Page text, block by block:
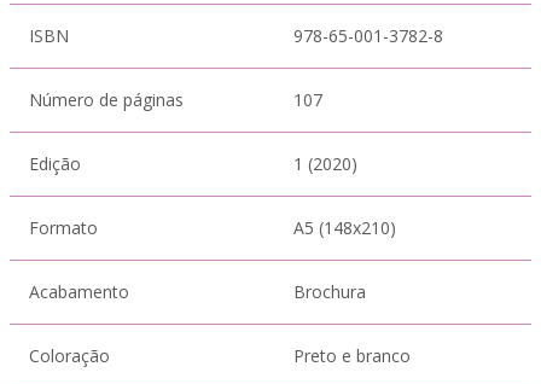
ISBN 978-65-001-3782-8
Número de páginas 107
Edição 1 (2020)
Formato A5 (148x210)
Acabamento Brochura
Coloração Preto e branco